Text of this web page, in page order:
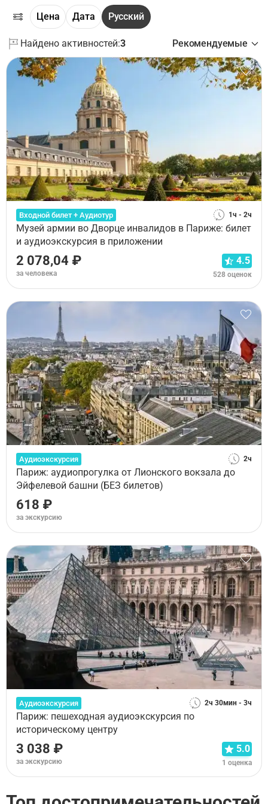
Цена Дата Русский
Найдено активностей:3 Рекомендуемые
Входной билет + Аудиотур 1ч - 2ч
Музей армии во Дворце инвалидов в Париже: билет
и аудиоэкскурсия в приложении
2 078,04 ₽
за человека
4.5
528 оценок
Аудиоэкскурсия 2ч
Париж: аудиопрогулка от Лионского вокзала до
Эйфелевой башни (БЕЗ билетов)
618 ₽
за экскурсию
Аудиоэкскурсия 2ч 30мин - 3ч
Париж: пешеходная аудиоэкскурсия по
историческому центру
3 038 ₽
за экскурсию
5.0
1 оценка